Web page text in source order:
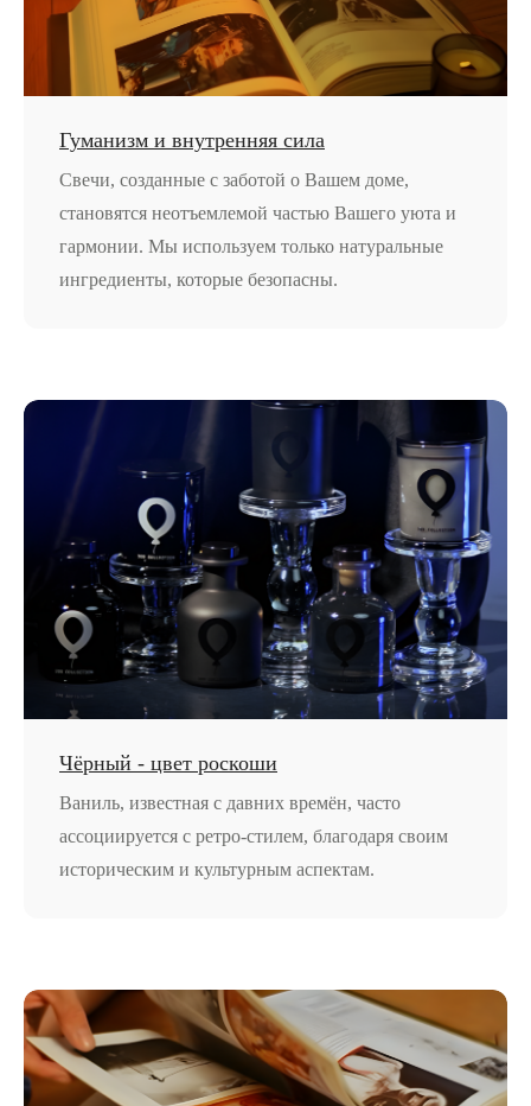
Гуманизм и внутренняя сила
Свечи, созданные с заботой о Вашем доме,
становятся неотъемлемой частью Вашего уюта и
гармонии. Мы используем только натуральные
ингредиенты, которые безопасны.
Чёрный - цвет роскоши
Ваниль, известная с давних времён, часто
ассоциируется с ретро-стилем, благодаря своим
историческим и культурным аспектам.